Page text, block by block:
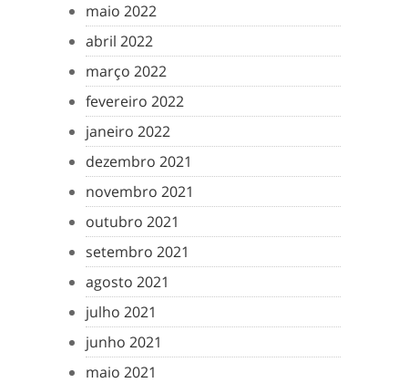
maio 2022
abril 2022
março 2022
fevereiro 2022
janeiro 2022
dezembro 2021
novembro 2021
outubro 2021
setembro 2021
agosto 2021
julho 2021
junho 2021
maio 2021